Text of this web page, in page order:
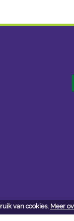
van cookies. Meer
toonzaal